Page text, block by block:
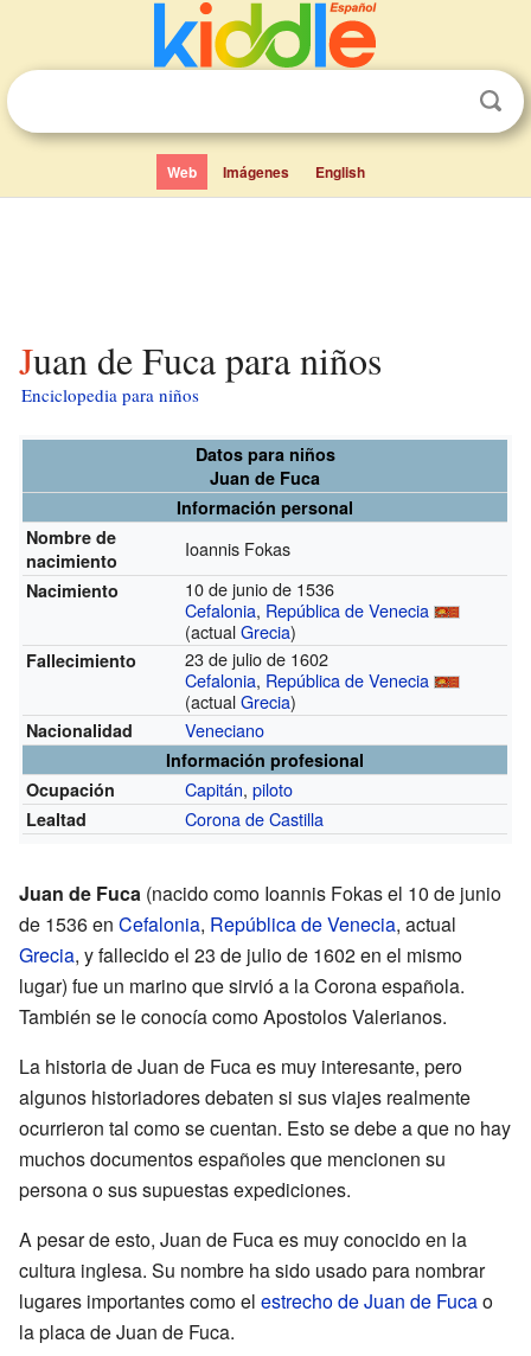
Web Imágenes English
Juan de Fuca para niños
Enciclopedia para niños
Datos para niños
Juan de Fuca
Información personal
Nombre de
nacimiento
Ioannis Fokas
Nacimiento
10 de junio de 1536
Cefalonia, República de Venecia
(actualGrecia)
Fallecimiento
23 de julio de 1602
Cefalonia, República de Venecia
(actualGrecia)
Nacionalidad Veneciano
Información profesional
Ocupación
Capitán,piloto
Lealtad Corona de Castilla
Juan de Fuca (nacido como Ioannis Fokas el 10 de junio
de 1536 en Cefalonia, República de Venecia, actual
Grecia, y fallecido el 23 de julio de 1602 en el mismo
lugar) fue un marino que sirvió a la Corona española.
También se le conocía como Apostolos Valerianos.
La historia de Juan de Fuca es muy interesante, pero
algunos historiadores debaten si sus viajes realmente
ocurrieron tal como se cuentan. Esto se debe a que no hay
muchos documentos españoles que mencionen su
persona o sus supuestas expediciones.
A pesar de esto, Juan de Fuca es muy conocido en la
cultura inglesa. Su nombre ha sido usado para nombrar
lugares importantes como el estrecho de Juan de Fucao
la placa de Juan de Fuca.